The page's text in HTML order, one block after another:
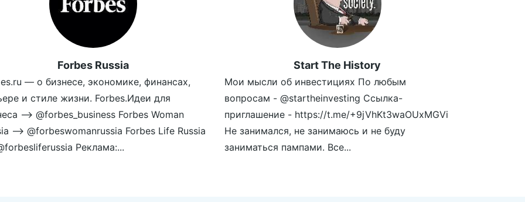
Forbes Russia
— о бизнесе, экономике, финансах,
и стиле жизни. Forbes.Идеи для
—> @forbes_business Forbes Woman
—> @forbeswomanrussia Forbes Life Russia
Реклама:...
Start The History
Мои мысли об инвестициях По любым
вопросам - @startheinvesting Ссылка-
приглашение - https://t.me/+9jVhKt3waOUxMGVi
Не занимался, не занимаюсь и не буду
заниматься пампами. Все...